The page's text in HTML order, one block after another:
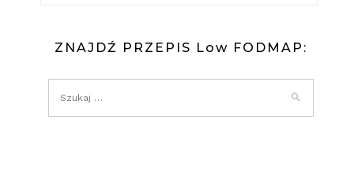
ZNAJDŹ PRZEPIS Low FODMAP: